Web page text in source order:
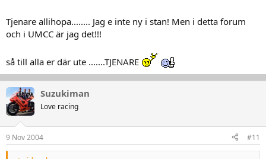
Tjenare allihopa........ Jag e inte ny i stan! Men i detta forum
och i UMCC är jag det!!!
så till alla er där ute .......TJENARE
Suzukiman
Love racing
9 Nov 2004 #11